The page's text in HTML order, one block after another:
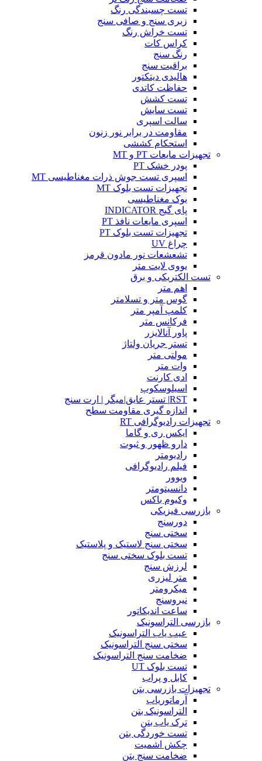
تست چسبندگی رنگ
زبری سنج و صافی سنج
تست خراش رنگ
کراس کات
رنگ سنج
براقیت سنج
هالیدی دیتکتور
حفاظت کاتدی
تست کشش
تست سایش
سالت اسپری
مقاومت در برابر نور زنون
استحکام کششی
تجهیزات مایعات PT و MT
پودر خشک PT
اسپری تست جوش ذرات مغناطیسی MT
تجهیزات تست بلوک MT
یوک مغناطیسی
پای گیج INDICATOR
اسپری مایعات نافذ PT
تجهیزات تست بلوک PT
چراغ UV
تشعشعات نور مادون قرمز
یووی لایت متر
تست الکتریکی و برق
اهم متر
گوس متر و تسلامتر
کلمپ آمپر متر
فرکانس متر
پاور آنالایزر
تستر جریان ولتاژ
مولتی متر
وات متر
ادی کارنت
اسیلوسکوپ
RST| تستر عایق|میگر | ارت سنج
اندازه گیری مقاومت سطح
تجهیزات رادیوگرافی RT
ایکس ری و گاما
دارو ظهور و ثبوت
رادیومتر
فیلم رادیوگرافی
ویوور
دانسیتومتر
وکیوم باکس
بازرسی فیزیکی
دورسنج
سختی سنج
سختی سنج لاستیک و پلاستیک
تست بلوک سختی سنج
لرزش سنج
متر لیزری
میکرومتر
نیروسنج
ساعت اندیکاتور
بازرسی التراسونیک
عیب یاب التراسونیک
سختی سنج التراسونیک
ضخامت سنج التراسونیک
تست بلوک UT
کابل و پراب
تجهیزات بازرسی بتن
آرماتوریاب
التراسونیک بتن
ترک یاب بتن
تست خوردگی بتن
چکش اشمیت
ضخامت سنج بتن